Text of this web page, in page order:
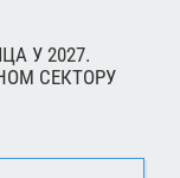
У 2027.
СЕКТОРУ